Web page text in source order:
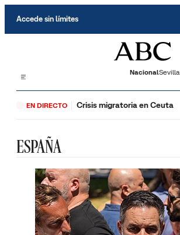
Accede sin límites
NacionalSevilla
EN DIRECTO Crisis migratoria en Ceuta
ESPAÑA